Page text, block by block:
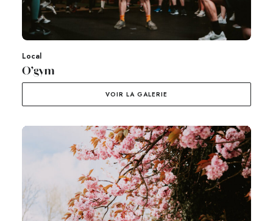
Local
O’gym
VOIR LA GALERIE